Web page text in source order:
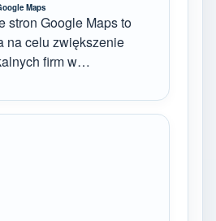
Maps
stron Google Maps to
na celu zwiększenie
firm w…